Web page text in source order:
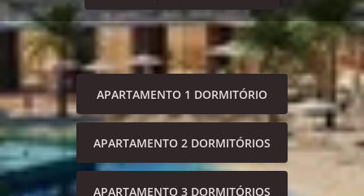
APARTAMENTO 1 DORMITÓRIO
APARTAMENTO 2 DORMITÓRIOS
APARTAMENTO 3 DORMITÓRIOS